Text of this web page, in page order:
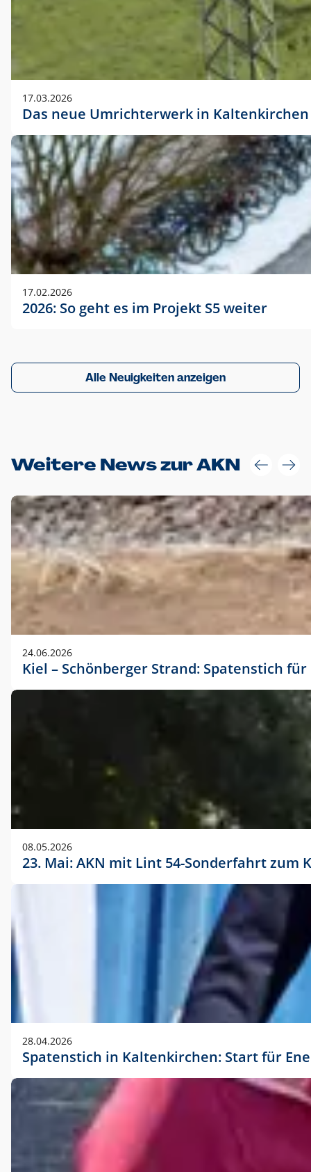
17.03.2026
Das neue Umrichterwerk in Kaltenkirchen
17.02.2026
2026: So geht es im Projekt S5 weiter
Alle Neuigkeiten anzeigen
Weitere News zur AKN
24.06.2026
Kiel – Schönberger Strand: Spatenstich
08.05.2026
23. Mai: AKN mit Lint 54-Sonderfahrt
28.04.2026
Spatenstich in Kaltenkirchen: Start für